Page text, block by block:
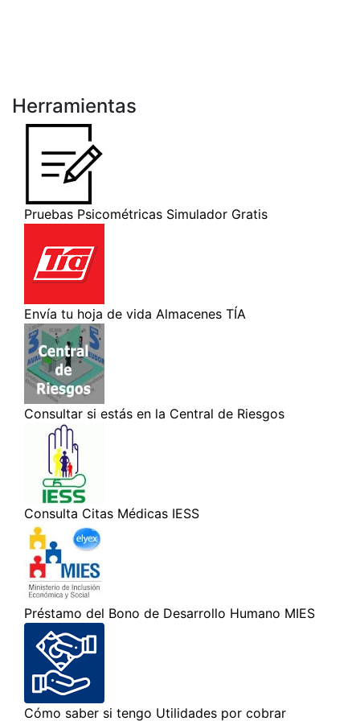
Herramientas